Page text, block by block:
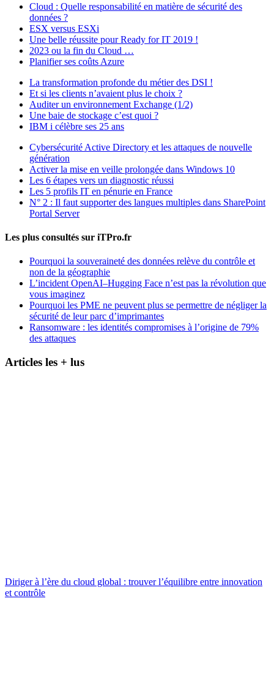
Cloud : Quelle responsabilité en matière de sécurité des
données ?
ESX versus ESXi
Une belle réussite pour Ready for IT 2019 !
2023 ou la fin du Cloud …
Planifier ses coûts Azure
La transformation profonde du métier des DSI !
Et si les clients n’avaient plus le choix ?
Auditer un environnement Exchange (1/2)
Une baie de stockage c’est quoi ?
IBM i célèbre ses 25 ans
Cybersécurité Active Directory et les attaques de nouvelle
génération
Activer la mise en veille prolongée dans Windows 10
Les 6 étapes vers un diagnostic réussi
Les 5 profils IT en pénurie en France
N° 2 : Il faut supporter des langues multiples dans SharePoint
Portal Server
Les plus consultés sur iTPro.fr
Pourquoi la souveraineté des données relève du contrôle et
non de la géographie
L’incident OpenAI–Hugging Face n’est pas la révolution que
vous imaginez
Pourquoi les PME ne peuvent plus se permettre de négliger la
sécurité de leur parc d’imprimantes
Ransomware : les identités compromises à l’origine de 79%
des attaques
Articles les + lus
Diriger à l’ère du cloud global : trouver l’équilibre entre innovation
et contrôle